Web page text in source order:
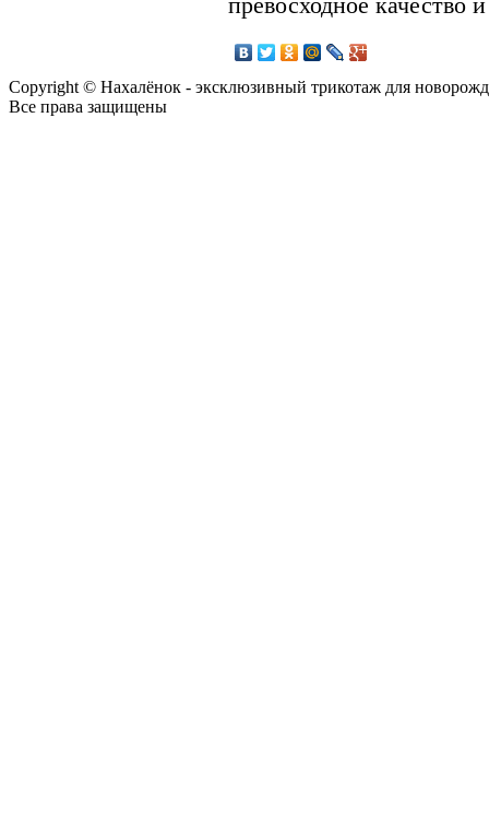
Copyright © Нахалёнок - эксклюзивный трикотаж для
Все права защищены